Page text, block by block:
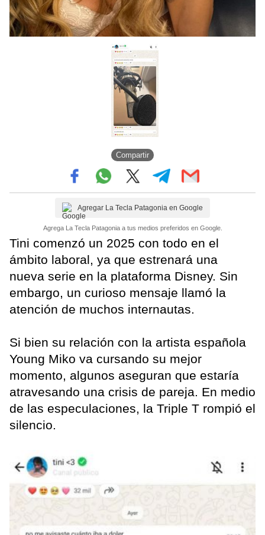
Compartir
Agregar La Tecla Patagonia en Google
Agrega La Tecla Patagonia a tus medios preferidos en Google.
Tini comenzó un 2025 con todo en el
ámbito laboral, ya que estrenará una
nueva serie en la plataforma Disney. Sin
embargo, un curioso mensaje llamó la
atención de muchos internautas.
Si bien su relación con la artista española
Young Miko va cursando su mejor
momento, algunos aseguran que estaría
atravesando una crisis de pareja. En medio
de las especulaciones, la Triple T rompió el
silencio.